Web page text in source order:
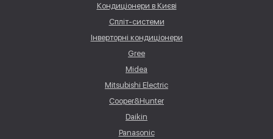
Кондиціонери в Києві
Спліт-системи
Інверторні кондиціонери
Gree
Midea
Mitsubishi Electric
Cooper&Hunter
Daikin
Panasonic